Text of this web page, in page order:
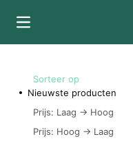
Sorteer op
Nieuwste producten
Prijs: Laag -> Hoog
Prijs: Hoog -> Laag